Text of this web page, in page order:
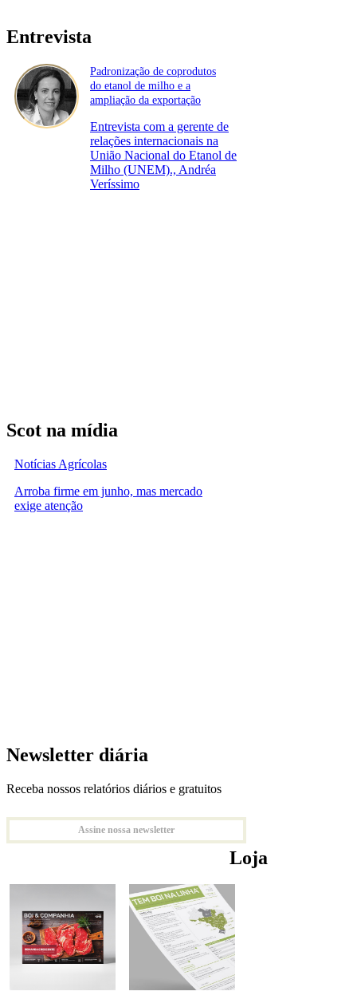
Entrevista
Padronização de coprodutos
do etanol de milho e a
ampliação da exportação
Entrevista com a gerente de
relações internacionais na
União Nacional do Etanol de
Milho (UNEM)., Andréa
Veríssimo
Scot na mídia
Notícias Agrícolas
Arroba firme em junho, mas mercado
exige atenção
Newsletter diária
Receba nossos relatórios diários e gratuitos
Assine nossa newsletter
Loja